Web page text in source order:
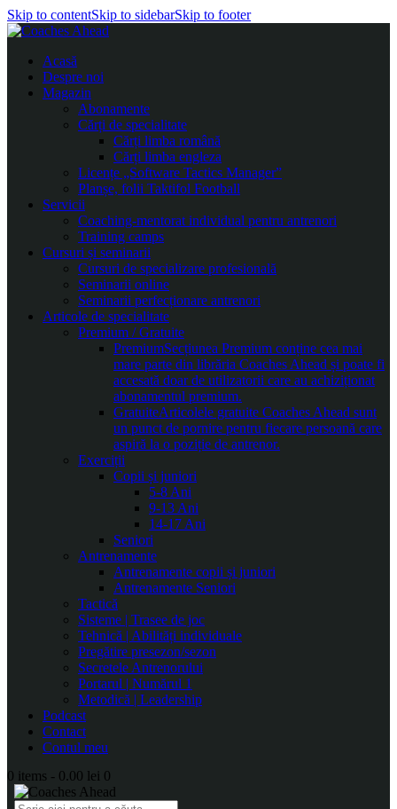
Skip to contentSkip to sidebarSkip to footer
Acasă
Despre noi
Magazin
Abonamente
Cărți de specialitate
Cărți limba română
Cărți limba engleza
Licențe „Software Tactics Manager”
Planșe, folii Taktifol Football
Servicii
Coaching-mentorat individual pentru antrenori
Training camps
Cursuri și seminarii
Cursuri de specializare profesională
Seminarii online
Seminarii perfecționare antrenori
Articole de specialitate
Premium / Gratuite
PremiumSecțiunea Premium conține cea mai
mare parte din librăria Coaches Ahead și poate fi
accesată doar de utilizatorii care au achiziționat
abonamentul premium.
GratuiteArticolele gratuite Coaches Ahead sunt
un punct de pornire pentru fiecare persoană care
aspiră la o poziție de antrenor.
Exerciții
Copii și juniori
5-8 Ani
9-13 Ani
14-17 Ani
Seniori
Antrenamente
Antrenamente copii și juniori
Antrenamente Seniori
Tactică
Sisteme | Trasee de joc
Tehnică | Abilități individuale
Pregătire presezon/sezon
Secretele Antrenorului
Portarul | Numărul 1
Metodică | Leadership
Podcast
Contact
Contul meu
0 items - 0.00 lei 0